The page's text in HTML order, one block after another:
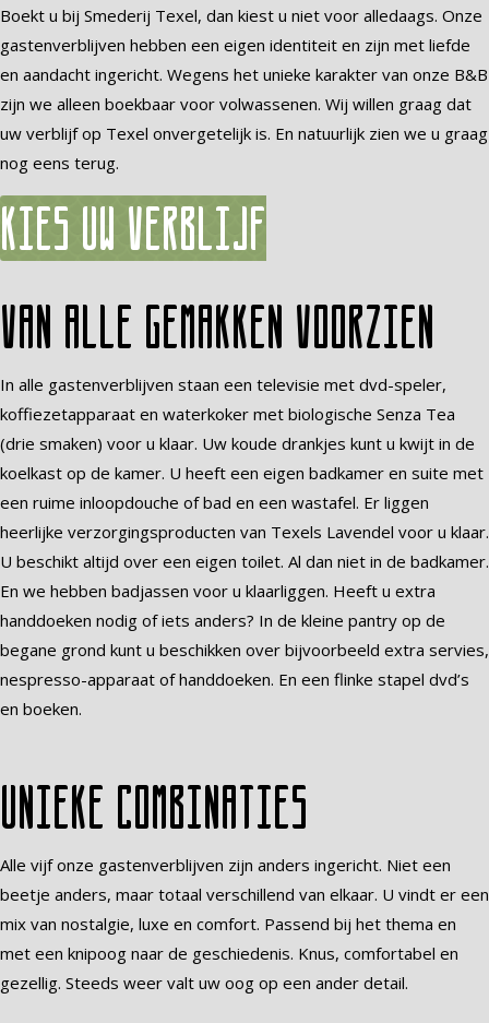
Boekt u bij Smederij Texel, dan kiest u niet voor alledaags. Onze
gastenverblijven hebben een eigen identiteit en zijn met liefde
en aandacht ingericht. Wegens het unieke karakter van onze B&B
zijn we alleen boekbaar voor volwassenen. Wij willen graag dat
uw verblijf op Texel onvergetelijk is. En natuurlijk zien we u graag
nog eens terug.
Kies uw verblijf
Van alle gemakken voorzien
In alle gastenverblijven staan een televisie met dvd-speler,
koffiezetapparaat en waterkoker met biologische Senza Tea
(drie smaken) voor u klaar. Uw koude drankjes kunt u kwijt in de
koelkast op de kamer. U heeft een eigen badkamer en suite met
een ruime inloopdouche of bad en een wastafel. Er liggen
heerlijke verzorgingsproducten van Texels Lavendel voor u klaar.
U beschikt altijd over een eigen toilet. Al dan niet in de badkamer.
En we hebben badjassen voor u klaarliggen. Heeft u extra
handdoeken nodig of iets anders? In de kleine pantry op de
begane grond kunt u beschikken over bijvoorbeeld extra servies,
nespresso-apparaat of handdoeken. En een flinke stapel dvd’s
en boeken.
Unieke combinaties
Alle vijf onze gastenverblijven zijn anders ingericht. Niet een
beetje anders, maar totaal verschillend van elkaar. U vindt er een
mix van nostalgie, luxe en comfort. Passend bij het thema en
met een knipoog naar de geschiedenis. Knus, comfortabel en
gezellig. Steeds weer valt uw oog op een ander detail.